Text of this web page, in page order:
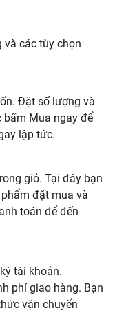
và các tùy chọn
Đặt số lượng và
bấm Mua ngay để
lập tức.
giỏ. Tại đây bạn
đặt mua và
toán để đến
tài khoản.
phí giao hàng. Bạn
vận chuyển